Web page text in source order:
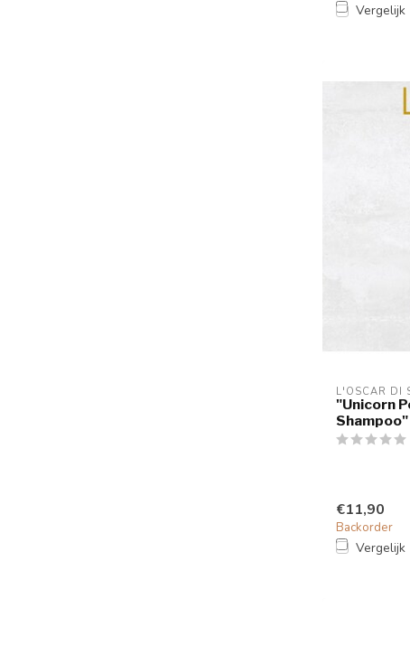
Vergelijk
L'OSCAR DI
"Unicorn
Shampoo"
€11,90
Backorder
Vergelijk